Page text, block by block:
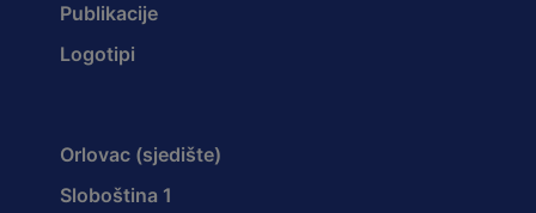
Publikacije
Logotipi
Orlovac (sjedište)
Sloboština 1